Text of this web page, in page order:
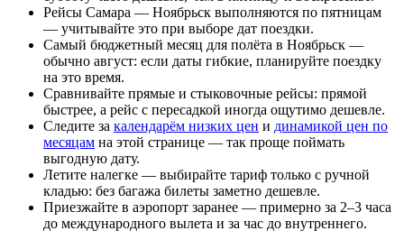
Рейсы Самара — Ноябрьск выполняются по пятницам
— учитывайте это при выборе дат поездки.
Самый бюджетный месяц для полёта в Ноябрьск —
обычно август: если даты гибкие, планируйте поездку
на это время.
Сравнивайте прямые и стыковочные рейсы: прямой
быстрее, а рейс с пересадкой иногда ощутимо дешевле.
Следите за календарём низких цен и динамикой цен по
месяцам на этой странице — так проще поймать
выгодную дату.
Летите налегке — выбирайте тариф только с ручной
кладью: без багажа билеты заметно дешевле.
Приезжайте в аэропорт заранее — примерно за 2–3 часа
до международного вылета и за час до внутреннего.